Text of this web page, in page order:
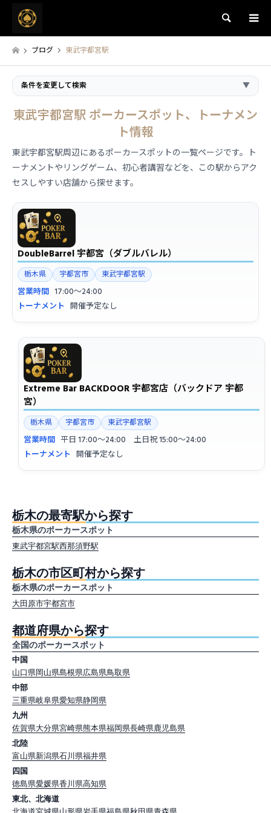
検索
ブログ 東武宇都宮駅
条件を変更して検索 ▼
東武宇都宮駅 ポーカースポット、トーナメン
ト情報
東武宇都宮駅周辺にあるポーカースポットの一覧ページです。ト
ーナメントやリングゲーム、初心者講習などを、この駅からアク
セスしやすい店舗から探せます。
DoubleBarrel 宇都宮（ダブルバレル）
栃木県 宇都宮市 東武宇都宮駅
営業時間 17:00〜24:00
トーナメント 開催予定なし
Extreme Bar BACKDOOR 宇都宮店（バックドア 宇都
宮）
栃木県 宇都宮市 東武宇都宮駅
営業時間 平日 17:00〜24:00 土日祝 15:00〜24:00
トーナメント 開催予定なし
栃木の最寄駅から探す
栃木県のポーカースポット
東武宇都宮駅西那須野駅
栃木の市区町村から探す
栃木県のポーカースポット
大田原市宇都宮市
都道府県から探す
全国のポーカースポット
中国
山口県岡山県島根県広島県鳥取県
中部
三重県岐阜県愛知県静岡県
九州
佐賀県大分県宮崎県熊本県福岡県長崎県鹿児島県
北陸
富山県新潟県石川県福井県
四国
徳島県愛媛県香川県高知県
東北、北海道